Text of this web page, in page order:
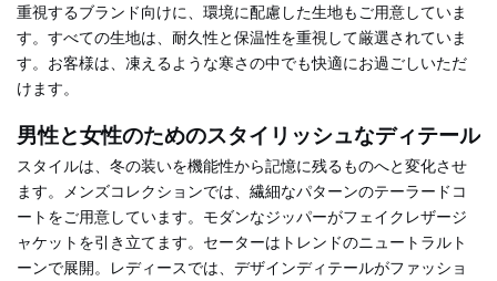
重視するブランド向けに、環境に配慮した生地もご用意していま
す。すべての生地は、耐久性と保温性を重視して厳選されていま
す。お客様は、凍えるような寒さの中でも快適にお過ごしいただ
けます。
男性と女性のためのスタイリッシュなディテール
スタイルは、冬の装いを機能性から記憶に残るものへと変化させ
ます。メンズコレクションでは、繊細なパターンのテーラードコ
ートをご用意しています。モダンなジッパーがフェイクレザージ
ャケットを引き立てます。セーターはトレンドのニュートラルト
ーンで展開。レディースでは、デザインディテールがファッショ